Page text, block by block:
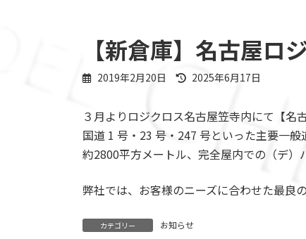
【新倉庫】名古屋ロ
2019年2月20日
最
新
日
2025年6月17日
３月よりロジクロス名古屋笠寺内にて【名
国道 1 号・23 号・247 号といった主要一般
約2800平方メートル、完全屋内での（デ）
弊社では、お客様のニーズに合わせた最良
カテゴリー お知らせ